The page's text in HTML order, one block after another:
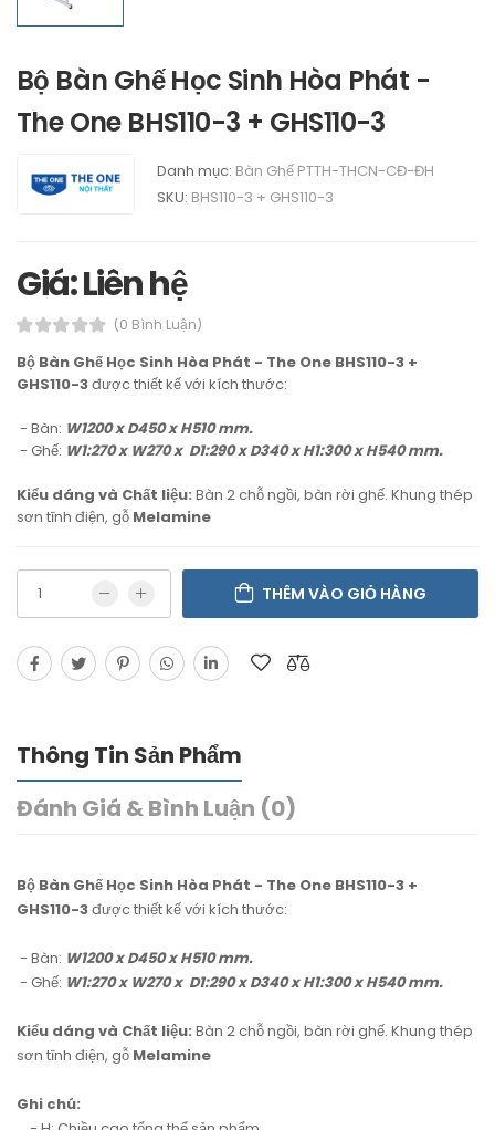
Bộ Bàn Ghế Học Sinh Hòa Phát -
The One BHS110-3 + GHS110-3
Danh mục: Bàn Ghế PTTH-THCN-CĐ-ĐH
SKU: BHS110-3 + GHS110-3
Giá: Liên hệ
(0 Bình Luận)
Bộ Bàn Ghế Học Sinh Hòa Phát - The One BHS110-3 +
GHS110-3được thiết kế với kích thước:
- Bàn: W1200 x D450 x H510 mm.
- Ghế: W1:270 x W270 x D1:290 x D340 x H1:300 x H540 mm.
Kiểu dáng và Chất liệu: Bàn 2 chỗ ngồi, bàn rời ghế. Khung thép
sơn tĩnh điện, gỗ Melamine
THÊM VÀO GIỎ HÀNG
Thông Tin Sản Phẩm
Đánh Giá & Bình Luận (0)
Bộ Bàn Ghế Học Sinh Hòa Phát - The One BHS110-3 +
GHS110-3được thiết kế với kích thước:
- Bàn: W1200 x D450 x H510 mm.
- Ghế: W1:270 x W270 x D1:290 x D340 x H1:300 x H540 mm.
Kiểu dáng và Chất liệu: Bàn 2 chỗ ngồi, bàn rời ghế. Khung thép
sơn tĩnh điện, gỗ Melamine
Ghi chú: